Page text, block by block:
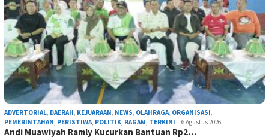
ADVERTORIAL, DAERAH, KEJUARAAN, NEWS, OLAHRAGA, ORGANISASI,
PEMERINTAHAN, PERISTIWA, POLITIK, RAGAM, TERKINI 6 Agustus 2026
Andi Muawiyah Ramly Kucurkan Bantuan Rp2…